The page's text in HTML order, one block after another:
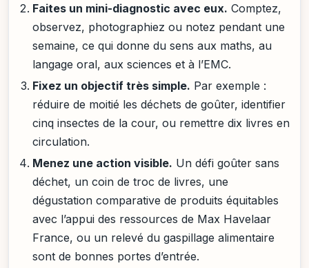
Faites un mini-diagnostic avec eux. Comptez,
observez, photographiez ou notez pendant une
semaine, ce qui donne du sens aux maths, au
langage oral, aux sciences et à l’EMC.
Fixez un objectif très simple. Par exemple :
réduire de moitié les déchets de goûter, identifier
cinq insectes de la cour, ou remettre dix livres en
circulation.
Menez une action visible. Un défi goûter sans
déchet, un coin de troc de livres, une
dégustation comparative de produits équitables
avec l’appui des ressources de Max Havelaar
France, ou un relevé du gaspillage alimentaire
sont de bonnes portes d’entrée.